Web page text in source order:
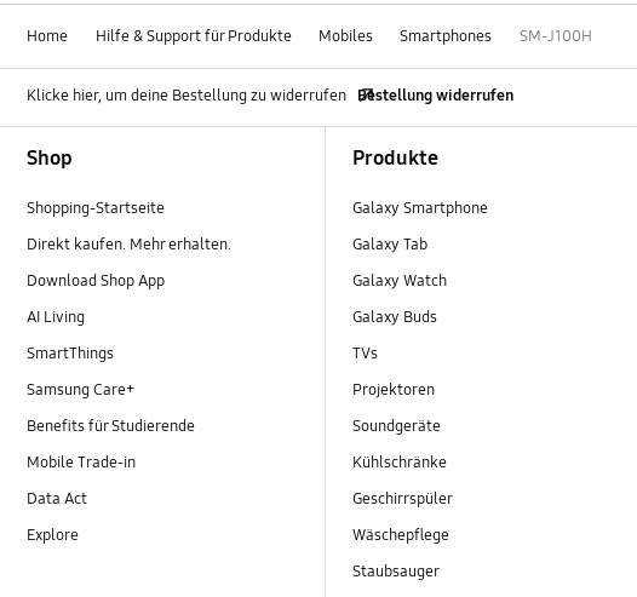
Home Hilfe & Support für Produkte Mobiles Smartphones SM-J100H
Klicke hier, um deine Bestellung zu widerrufen Bestellung widerrufen
Shop
Shopping-Startseite
Direkt kaufen. Mehr erhalten.
Download Shop App
AI Living
SmartThings
Samsung Care+
Benefits für Studierende
Mobile Trade-in
Data Act
Explore
Produkte
Galaxy Smartphone
Galaxy Tab
Galaxy Watch
Galaxy Buds
TVs
Projektoren
Soundgeräte
Kühlschränke
Geschirrspüler
Wäschepflege
Staubsauger